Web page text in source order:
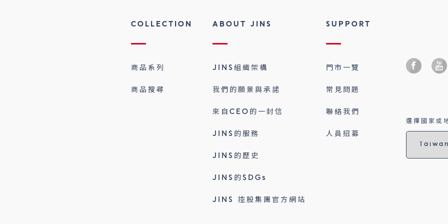
COLLECTION
商品系列
商品搜尋
ABOUT JINS
JINS組織架構
我們的願景與承諾
來自CEO的一封信
JINS的服務
JINS的歷史
JINS的SDGs
JINS 控股集團官方網站
SUPPORT
門市一覽
常見問題
聯絡我們
人員招募
選擇國家或